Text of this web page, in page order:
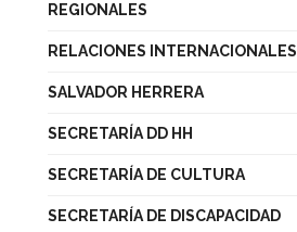
REGIONALES
RELACIONES INTERNACIONALES
SALVADOR HERRERA
SECRETARÍA DD HH
SECRETARÍA DE CULTURA
SECRETARÍA DE DISCAPACIDAD